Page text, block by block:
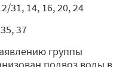
31, 14, 16, 20, 24
37
группы